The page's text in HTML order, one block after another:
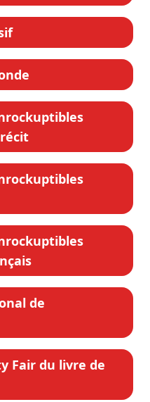
de
Fair du livre de